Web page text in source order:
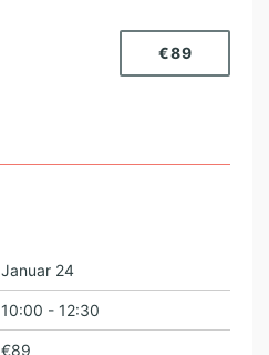
€89
Januar 24
10:00 - 12:30
€89